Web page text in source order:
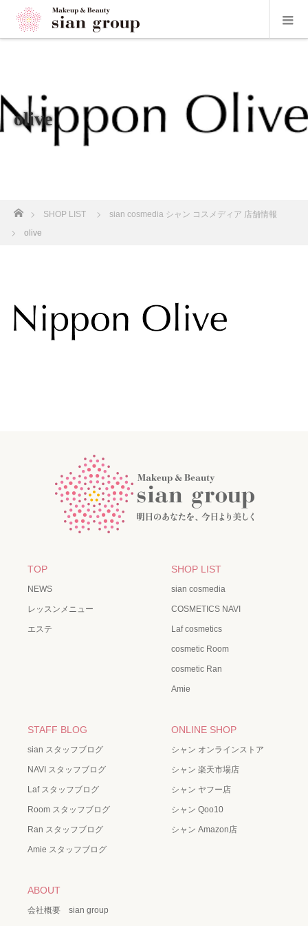
olive
ホーム
SHOP LIST
sian cosmedia シャン コスメディア 店舗情報
olive
TOP
NEWS
レッスンメニュー
エステ
SHOP LIST
sian cosmedia
COSMETICS NAVI
Laf cosmetics
cosmetic Room
cosmetic Ran
Amie
STAFF BLOG
sian スタッフブログ
NAVI スタッフブログ
Laf スタッフブログ
Room スタッフブログ
Ran スタッフブログ
Amie スタッフブログ
ONLINE SHOP
シャン オンラインストア
シャン 楽天市場店
シャン ヤフー店
シャン Qoo10
シャン Amazon店
ABOUT
会社概要 sian group